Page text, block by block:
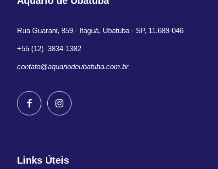
Rua Guarani, 859 - Itaguá, Ubatuba - SP, 11.689-046
+55 (12) 3834-1382
contato@aquariodeubatuba.com.br
Links Úteis